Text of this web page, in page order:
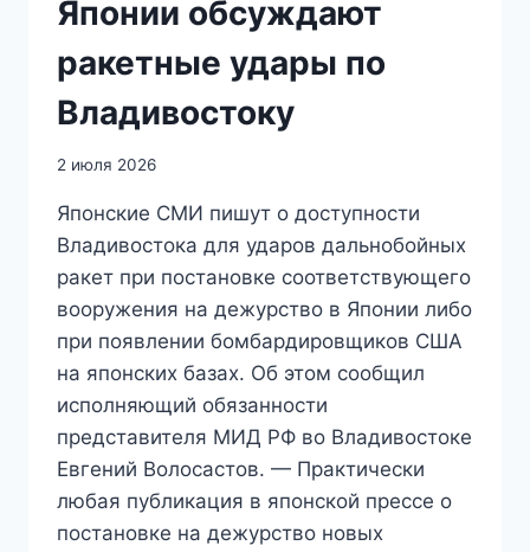
Японии обсуждают
ракетные удары по
Владивостоку
2 июля 2026
Японские СМИ пишут о доступности
Владивостока для ударов дальнобойных
ракет при постановке соответствующего
вооружения на дежурство в Японии либо
при появлении бомбардировщиков США
на японских базах. Об этом сообщил
исполняющий обязанности
представителя МИД РФ во Владивостоке
Евгений Волосастов. — Практически
любая публикация в японской прессе о
постановке на дежурство новых